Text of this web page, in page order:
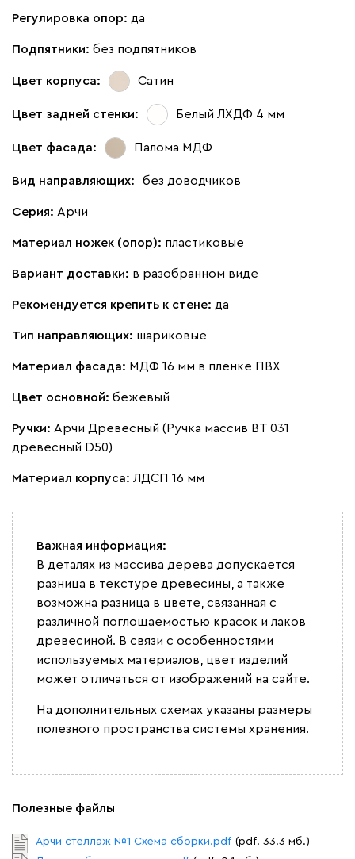
Регулировка опор: да
Подпятники: без подпятников
Цвет корпуса: Сатин
Цвет задней стенки: Белый ЛХДФ 4 мм
Цвет фасада: Палома МДФ
Вид направляющих: без доводчиков
Серия: Арчи
Материал ножек (опор): пластиковые
Вариант доставки: в разобранном виде
Рекомендуется крепить к стене: да
Тип направляющих: шариковые
Материал фасада: МДФ 16 мм в пленке ПВХ
Цвет основной: бежевый
Ручки: Арчи Древесный (Ручка массив ВТ 031
древесный D50)
Материал корпуса: ЛДСП 16 мм
Важная информация:
В деталях из массива дерева допускается
разница в текстуре древесины, а также
возможна разница в цвете, связанная с
различной поглощаемостью красок и лаков
древесиной. В связи с особенностями
используемых материалов, цвет изделий
может отличаться от изображений на сайте.
На дополнительных схемах указаны размеры
полезного пространства системы хранения.
Полезные файлы
Арчи стеллаж №1 Схема сборки.pdf (pdf. 33.3 мб.)